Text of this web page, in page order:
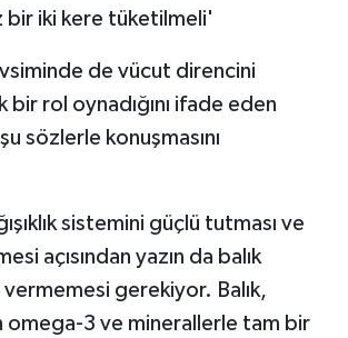
bir iki kere tüketilmeli'
de vücut direncini
bir rol oynadığını ifade eden
sözlerle konuşmasını
sistemini güçlü tutması ve
açısından yazın da balık
gerekiyor. Balık,
omega-3 ve minerallerle tam bir